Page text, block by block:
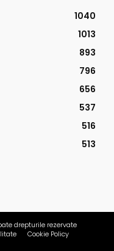
1040
1013
893
796
656
537
516
513
drepturile rezervate
Cookie Policy